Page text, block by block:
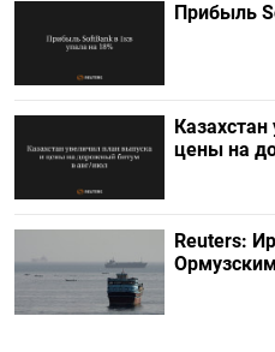
Прибыль
цены на
Reuters: